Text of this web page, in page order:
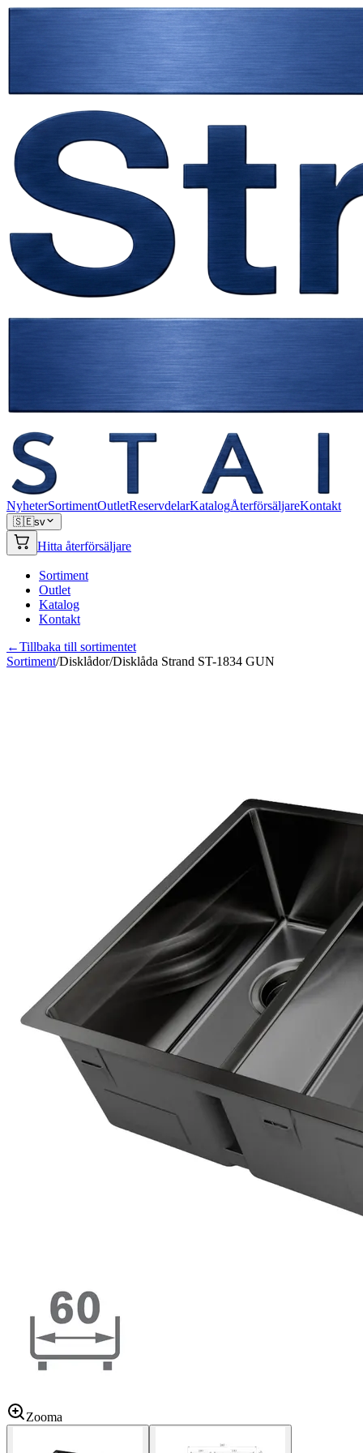
NyheterSortimentOutletReservdelarKatalogÅterförsäljareKontakt
🇸🇪sv
Hitta återförsäljare
Sortiment
Outlet
Katalog
Kontakt
←Tillbaka till sortimentet
Sortiment/Disklådor/Disklåda Strand ST-1834 GUN
Zooma